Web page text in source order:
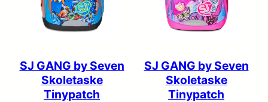
SJ GANG by Seven
Skoletaske
Tinypatch
SJ GANG by Seven
Skoletaske
Tinypatch